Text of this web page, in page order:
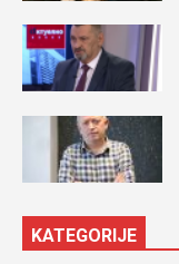
KATEGORIJE